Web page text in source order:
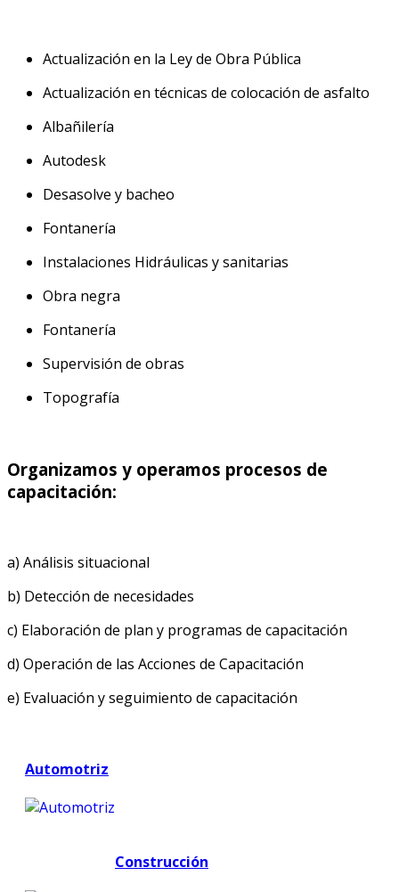
Actualización en la Ley de Obra Pública
Actualización en técnicas de colocación de asfalto
Albañilería
Autodesk
Desasolve y bacheo
Fontanería
Instalaciones Hidráulicas y sanitarias
Obra negra
Fontanería
Supervisión de obras
Topografía
Organizamos y operamos procesos de
capacitación:
a) Análisis situacional
b) Detección de necesidades
c) Elaboración de plan y programas de capacitación
d) Operación de las Acciones de Capacitación
e) Evaluación y seguimiento de capacitación
Automotriz
Construcción